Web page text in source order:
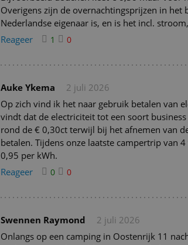
Overigens zijn de overnachtingsprijzen in
Nederlandse eigenaar is, en is het incl.
Reageer
1 0
Auke Ykema
2 juli 2026
Op zich vind ik het naar gebruik betalen van
vindt dat de electriciteit tot een soort
rond de € 0,30ct terwijl bij het afnemen van
betalen. Tijdens onze laatste campertrip van
0,95 per kWh.
Reageer
0 0
Swennen Raymond
2 juli 2026
Onlangs op een camping in Oostenrijk 11